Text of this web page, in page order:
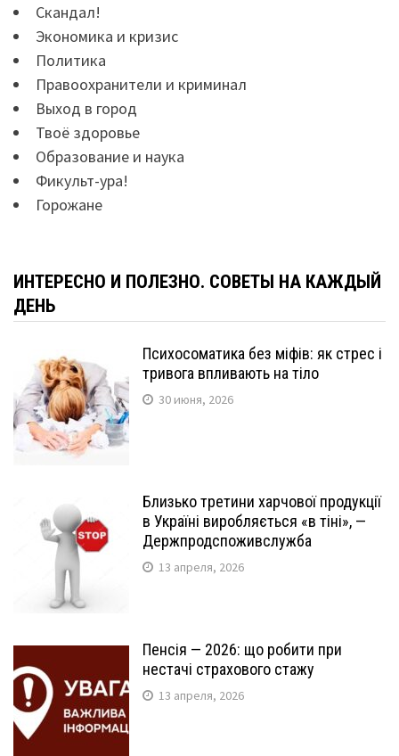
Скандал!
Экономика и кризис
Политика
Правоохранители и криминал
Выход в город
Твоё здоровье
Образование и наука
Фикульт-ура!
Горожане
ИНТЕРЕСНО И ПОЛЕЗНО. СОВЕТЫ НА КАЖДЫЙ
ДЕНЬ
Психосоматика без міфів: як стрес і
тривога впливають на тіло
30 июня, 2026
Близько третини харчової продукції
в Україні виробляється «в тіні», —
Держпродспоживслужба
13 апреля, 2026
Пенсія — 2026: що робити при
нестачі страхового стажу
13 апреля, 2026